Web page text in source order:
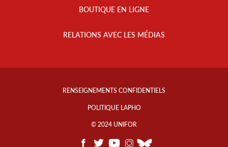
BOUTIQUE EN LIGNE
RELATIONS AVEC LES MÉDIAS
Footer
RENSEIGNEMENTS CONFIDENTIELS
POLITIQUE LAPHO
© 2024 UNIFOR